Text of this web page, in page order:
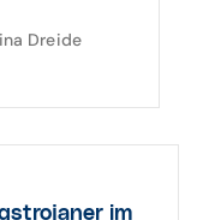
Dreide
im